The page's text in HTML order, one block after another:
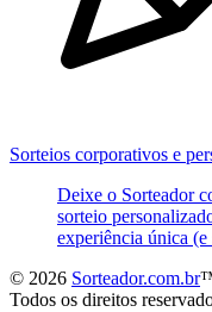
Sorteios corporativos e
Deixe o Sorteador
sorteio
experiência única
© 2026 Sorteador.com.br
Todos os direitos